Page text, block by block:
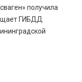
получила
ГИБДД